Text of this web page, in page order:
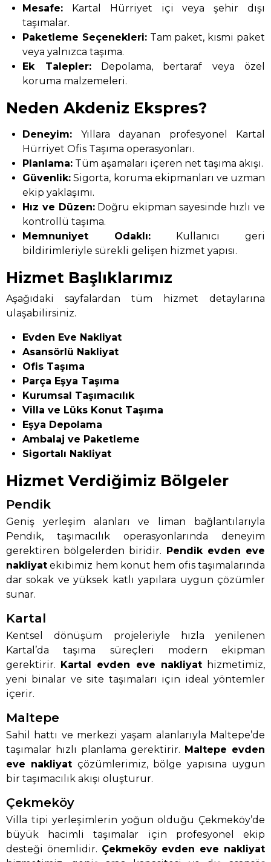
Mesafe: Kartal Hürriyet içi veya şehir dışı
taşımalar.
Paketleme Seçenekleri:Tam paket, kısmi paket
veya yalnızca taşıma.
Ek Talepler:Depolama, bertaraf veya özel
koruma malzemeleri.
Neden Akdeniz Ekspres?
Deneyim: Yıllara dayanan profesyonel Kartal
Hürriyet Ofis Taşıma operasyonları.
Planlama: Tüm aşamaları içeren net taşıma akışı.
Güvenlik: Sigorta, koruma ekipmanları ve uzman
ekip yaklaşımı.
Hız ve Düzen:Doğru ekipman sayesinde hızlı ve
kontrollü taşıma.
Memnuniyet Odaklı: Kullanıcı geri
bildirimleriyle sürekli gelişen hizmet yapısı.
Hizmet Başlıklarımız
Aşağıdaki sayfalardan tüm hizmet detaylarına
ulaşabilirsiniz.
Evden Eve Nakliyat
Asansörlü Nakliyat
Ofis Taşıma
Parça Eşya Taşıma
Kurumsal Taşımacılık
Villa ve Lüks Konut Taşıma
Eşya Depolama
Ambalaj ve Paketleme
Sigortalı Nakliyat
Hizmet Verdiğimiz Bölgeler
Pendik
Geniş yerleşim alanları ve liman bağlantılarıyla
Pendik, taşımacılık operasyonlarında deneyim
gerektiren bölgelerden biridir.
Pendik evden eve
nakliyat ekibimiz hem konut hem ofis taşımalarında
dar sokak ve yüksek katlı yapılara uygun çözümler
sunar.
Kartal
Kentsel dönüşüm projeleriyle hızla yenilenen
Kartal’da taşıma süreçleri modern ekipman
gerektirir.
Kartal evden eve nakliyathizmetimiz,
yeni binalar ve site taşımaları için ideal yöntemler
içerir.
Maltepe
Sahil hattı ve merkezi yaşam alanlarıyla Maltepe’de
taşımalar hızlı planlama gerektirir. Maltepe evden
eve nakliyat çözümlerimiz, bölge yapısına uygun
bir taşımacılık akışı oluşturur.
Çekmeköy
Villa tipi yerleşimlerin yoğun olduğu Çekmeköy’de
büyük hacimli taşımalar için profesyonel ekip
desteği önemlidir. Çekmeköy evden eve nakliyat